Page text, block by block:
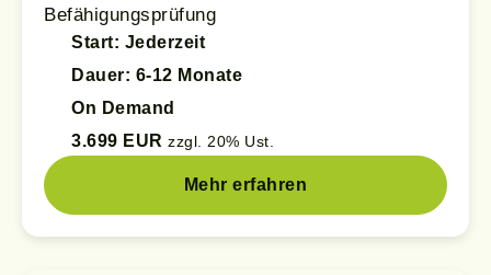
Befähigungsprüfung
Start: Jederzeit
Dauer: 6-12 Monate
On Demand
3.699 EUR zzgl. 20% Ust.
Mehr erfahren